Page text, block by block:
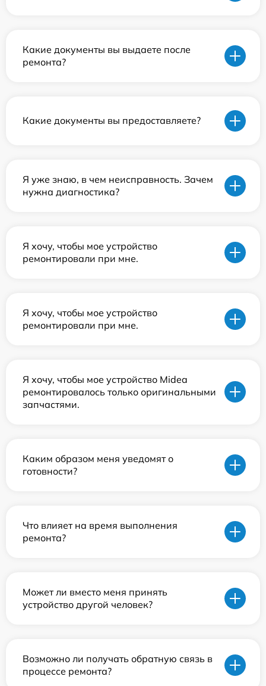
Какие документы вы выдаете после
ремонта?
Какие документы вы предоставляете?
Я уже знаю, в чем неисправность. Зачем
нужна диагностика?
Я хочу, чтобы мое устройство
ремонтировали при мне.
Я хочу, чтобы мое устройство
ремонтировали при мне.
Я хочу, чтобы мое устройство Midea
ремонтировалось только оригинальными
запчастями.
Каким образом меня уведомят о
готовности?
Что влияет на время выполнения
ремонта?
Может ли вместо меня принять
устройство другой человек?
Возможно ли получать обратную связь в
процессе ремонта?